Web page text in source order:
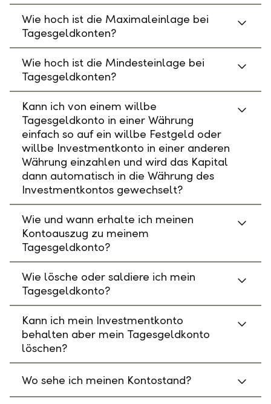
Wie hoch ist die Maximaleinlage bei
Tagesgeldkonten?
Wie hoch ist die Mindesteinlage bei
Tagesgeldkonten?
Kann ich von einem willbe
Tagesgeldkonto in einer Währung
einfach so auf ein willbe Festgeld oder
willbe Investmentkonto in einer anderen
Währung einzahlen und wird das Kapital
dann automatisch in die Währung des
Investmentkontos gewechselt?
Wie und wann erhalte ich meinen
Kontoauszug zu meinem
Tagesgeldkonto?
Wie lösche oder saldiere ich mein
Tagesgeldkonto?
Kann ich mein Investmentkonto
behalten aber mein Tagesgeldkonto
löschen?
Wo sehe ich meinen Kontostand?